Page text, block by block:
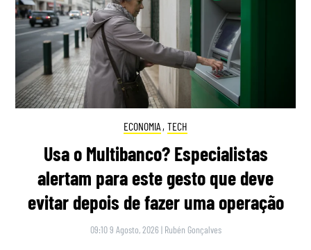
ECONOMIA , TECH
Usa o Multibanco? Especialistas
alertam para este gesto que deve
evitar depois de fazer uma operação
09:10 9 Agosto, 2026 | Rubén Gonçalves